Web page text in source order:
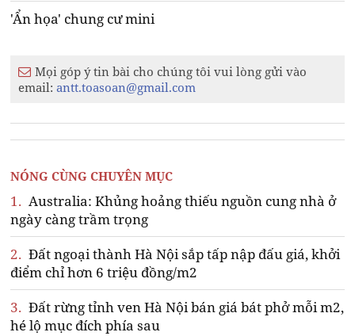
'Ẩn họa' chung cư mini
Mọi góp ý tin bài cho chúng tôi vui lòng gửi vào
email:antt.toasoan@gmail.com
NÓNG CÙNG CHUYÊN MỤC
1. Australia: Khủng hoảng thiếu nguồn cung nhà ở
ngày càng trầm trọng
2. Đất ngoại thành Hà Nội sắp tấp nập đấu giá, khởi
điểm chỉ hơn 6 triệu đồng/m2
3. Đất rừng tỉnh ven Hà Nội bán giá bát phở mỗi m2,
hé lộ mục đích phía sau